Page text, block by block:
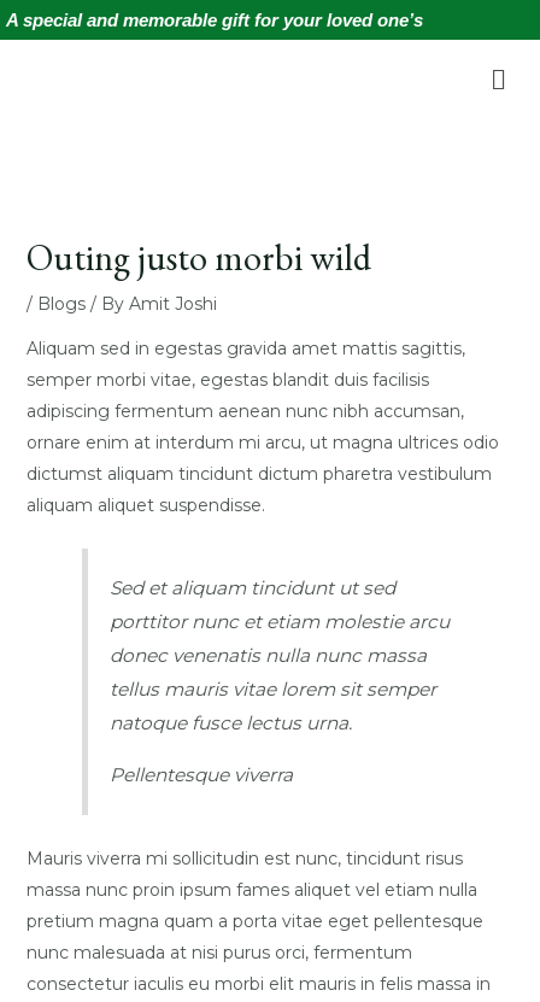
Skip
to
A special and memorable gift for your loved one’s
Outing justo morbi wild
/ Blogs/ By Amit Joshi
Aliquam sed in egestas gravida amet mattis sagittis,
semper morbi vitae, egestas blandit duis facilisis
adipiscing fermentum aenean nunc nibh accumsan,
ornare enim at interdum mi arcu, ut magna ultrices odio
dictumst aliquam tincidunt dictum pharetra vestibulum
aliquam aliquet suspendisse.
Sed et aliquam tincidunt ut sed
porttitor nunc et etiam molestie arcu
donec venenatis nulla nunc massa
tellus mauris vitae lorem sit semper
natoque fusce lectus urna.
Pellentesque viverra
Mauris viverra mi sollicitudin est nunc, tincidunt risus
massa nunc proin ipsum fames aliquet vel etiam nulla
pretium magna quam a porta vitae eget pellentesque
nunc malesuada at nisi purus orci, fermentum
consectetur iaculis eu morbi elit mauris in felis massa in
Post
navigation